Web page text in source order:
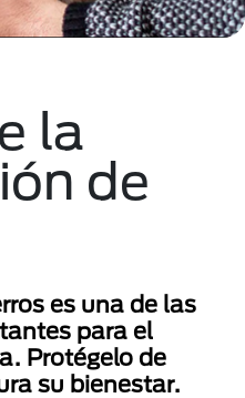
la
de
es una de las
para el
Protégelo de
su bienestar.